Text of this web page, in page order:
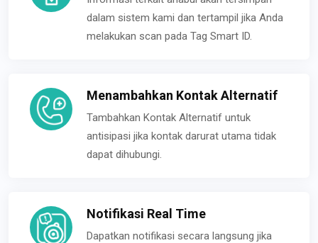
dalam sistem kami dan tertampil jika Anda
melakukan scan pada Tag Smart ID.
Menambahkan Kontak Alternatif
Tambahkan Kontak Alternatif untuk
antisipasi jika kontak darurat utama tidak
dapat dihubungi.
Notifikasi Real Time
Dapatkan notifikasi secara langsung jika